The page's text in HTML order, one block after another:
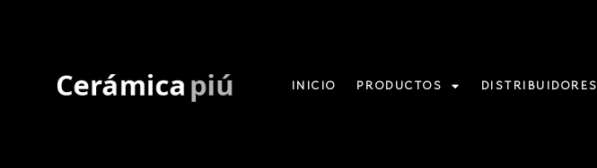
INICIO PRODUCTOS DISTRIBUIDORES